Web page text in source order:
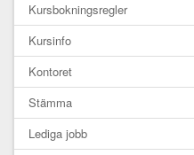
Kursbokningsregler
Kursinfo
Kontoret
Stämma
Lediga jobb